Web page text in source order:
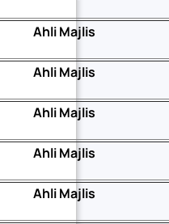
Ahli Majlis
Ahli Majlis
Ahli Majlis
Ahli Majlis
Ahli Majlis